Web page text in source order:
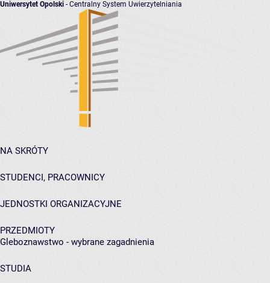
Uniwersytet Opolski - Centralny System Uwierzytelniania
NA SKRÓTY
STUDENCI, PRACOWNICY
JEDNOSTKI ORGANIZACYJNE
PRZEDMIOTY
Gleboznawstwo - wybrane zagadnienia
STUDIA